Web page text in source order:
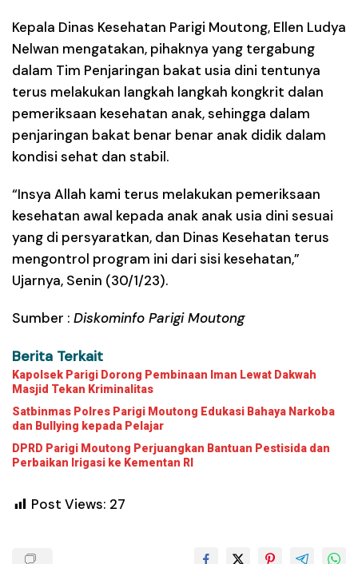
Kepala Dinas Kesehatan Parigi Moutong, Ellen Ludya
Nelwan mengatakan, pihaknya yang tergabung
dalam Tim Penjaringan bakat usia dini tentunya
terus melakukan langkah langkah kongkrit dalan
pemeriksaan kesehatan anak, sehingga dalam
penjaringan bakat benar benar anak didik dalam
kondisi sehat dan stabil.
“Insya Allah kami terus melakukan pemeriksaan
kesehatan awal kepada anak anak usia dini sesuai
yang di persyaratkan, dan Dinas Kesehatan terus
mengontrol program ini dari sisi kesehatan,”
Ujarnya, Senin (30/1/23).
Sumber : Diskominfo Parigi Moutong
Berita Terkait
Kapolsek Parigi Dorong Pembinaan Iman Lewat Dakwah
Masjid Tekan Kriminalitas
Satbinmas Polres Parigi Moutong Edukasi Bahaya Narkoba
dan Bullying kepada Pelajar
DPRD Parigi Moutong Perjuangkan Bantuan Pestisida dan
Perbaikan Irigasi ke Kementan RI
Post Views: 27